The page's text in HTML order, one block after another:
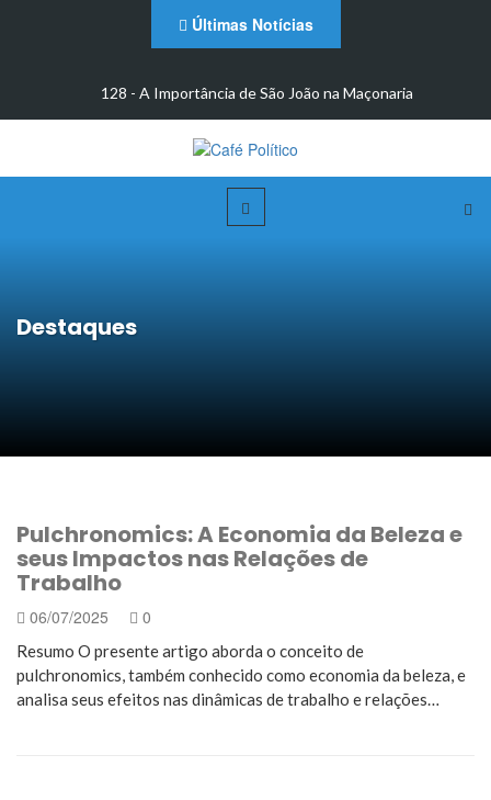
Últimas Notícias
Importância de São João na Maçonaria
EDUCAÇÃO
Destaques
Pulchronomics: A Economia da Beleza e
seus Impactos nas Relações de
Trabalho
06/07/2025 0
Resumo O presente artigo aborda o conceito de
pulchronomics, também conhecido como economia da beleza, e
analisa seus efeitos nas dinâmicas de trabalho e relações…